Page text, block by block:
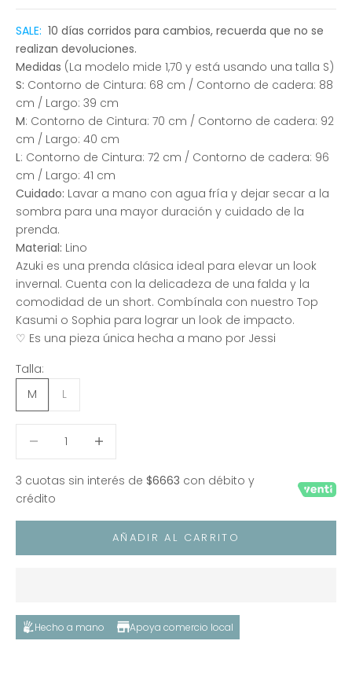
SALE: 10 días corridos para cambios, recuerda que no se
realizan devoluciones.
Medidas (La modelo mide 1,70 y está usando una talla S)
S: Contorno de Cintura: 68 cm / Contorno de cadera: 88
cm / Largo: 39 cm
M: Contorno de Cintura: 70 cm / Contorno de cadera: 92
cm / Largo: 40 cm
L: Contorno de Cintura: 72 cm / Contorno de cadera: 96
cm / Largo: 41 cm
Cuidado: Lavar a mano con agua fría y dejar secar a la
sombra para una mayor duración y cuidado de la
prenda.
Material: Lino
Azuki es una prenda clásica ideal para elevar un look
invernal. Cuenta con la delicadeza de una falda y la
comodidad de un short. Combínala con nuestro Top
Kasumi o Sophia para lograr un look de impacto.
♡ Es una pieza única hecha a mano por Jessi
Talla:
M
L
3 cuotas sin interés de $6663 con débito y
crédito
AÑADIR AL CARRITO
Hecho a mano Apoya comercio local